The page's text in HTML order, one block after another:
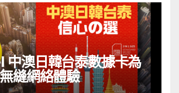
澳日韓台泰數據卡為
縫網絡體驗